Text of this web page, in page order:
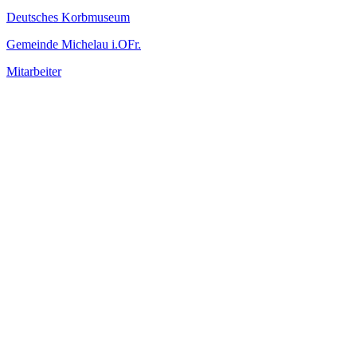
Deutsches Korbmuseum
Gemeinde Michelau i.OFr.
Mitarbeiter